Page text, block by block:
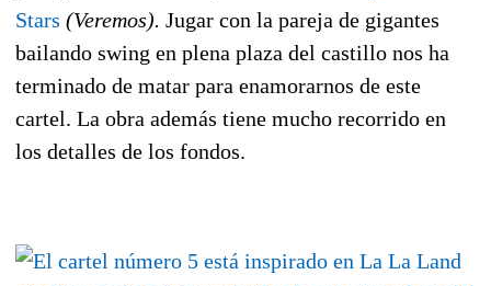
Stars (Veremos). Jugar con la pareja de gigantes
bailando swing en plena plaza del castillo nos ha
terminado de matar para enamorarnos de este
cartel. La obra además tiene mucho recorrido en
los detalles de los fondos.